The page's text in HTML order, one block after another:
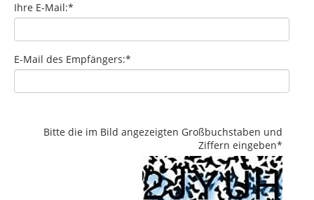
Ihre E-Mail:*
E-Mail des Empfängers:*
Bitte die im Bild angezeigten Großbuchstaben und
Ziffern eingeben*